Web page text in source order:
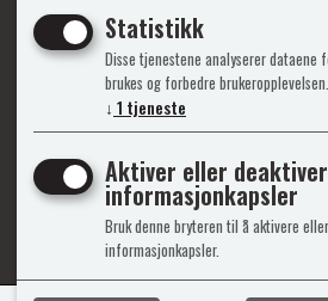
Statistikk
Disse tjenestene analyserer
brukes og forbedre brukeropplevelsen.
↓ 1 tjeneste
Aktiver eller
informasjonkapsler
Bruk denne bryteren til å aktivere
informasjonkapsler.